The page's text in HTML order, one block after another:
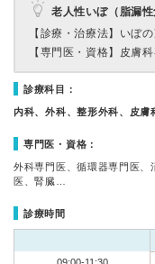
老人性いぼ（脂漏
【診療・治療法】 いぼ
【専門医・資格】 皮膚
診療科目：
内科、外科、整形外科、皮膚
専門医・資格：
外科専門医、循環器専門医、
医、腎臓…
診療時間